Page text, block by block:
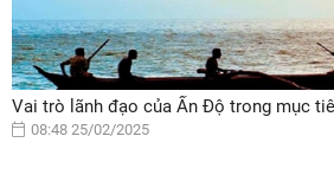
Vai trò lãnh đạo của Ấn Độ trong mục
08:48 25/02/2025